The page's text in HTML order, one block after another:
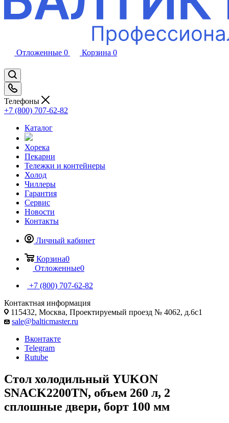
Отложенные 0 Корзина 0
Телефоны
+7 (800) 707-62-82
Каталог
Хорека
Пекарни
Тележки и контейнеры
Холод
Чиллеры
Гарантия
Сервис
Новости
Контакты
Личный кабинет
Корзина0
Отложенные0
+7 (800) 707-62-82
Контактная информация
115432, Москва, Проектируемый проезд № 4062, д.6с1
sale@balticmaster.ru
Вконтакте
Telegram
Rutube
Стол холодильный YUKON
SNACK2200TN, объем 260 л, 2
сплошные двери, борт 100 мм